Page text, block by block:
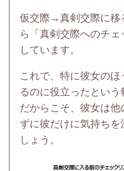
仮交際→真剣交際に移
ら「真剣交際へのチ
しています。
これで、特に彼女の
るのに役立ったという
だからこそ、彼女は
ずに彼だけに気持ち
しょう。